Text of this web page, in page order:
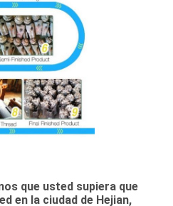
que usted supiera que
en la ciudad de Hejian,